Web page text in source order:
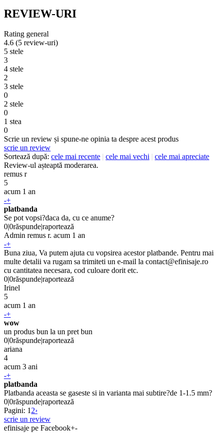
REVIEW-URI
Rating general
4.6 (5 review-uri)
5 stele
3
4 stele
2
3 stele
0
2 stele
0
1 stea
0
Scrie un review și spune-ne opinia ta despre acest produs
scrie un review
Sortează după: cele mai recente cele mai vechi
cele mai apreciate
Review-ul așteaptă moderarea.
remus r
5
acum 1 an
-+
platbanda
Se pot vopsi?daca da, cu ce anume?
00răspunderaportează
Admin remus r. acum 1 an
-+
Buna ziua, Va putem ajuta cu vopsirea acestor platbande. Pentru mai
multe detalii va rugam sa trimiteti un e-mail la contact@efinisaje.ro
cu cantitatea necesara, cod culoare dorit etc.
00răspunderaportează
Irinel
5
acum 1 an
-+
wow
un produs bun la un pret bun
00răspunderaportează
ariana
4
acum 3 ani
-+
platbanda
Platbanda aceasta se gaseste si in varianta mai subtire?de 1-1.5 mm?
00răspunderaportează
Pagini: 12›
scrie un review
efinisaje pe Facebook+-